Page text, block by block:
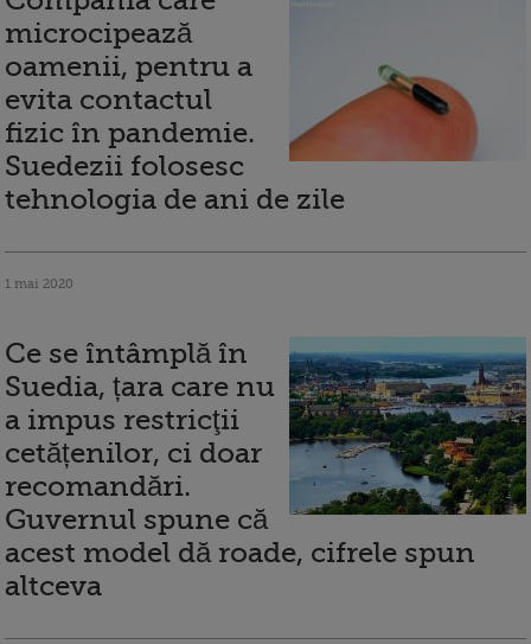
microcipează
oamenii, pentru a
evita contactul
fizic în pandemie.
Suedezii folosesc
tehnologia de ani de zile
1 mai 2020
Ce se întâmplă în
Suedia, țara care nu
a impus restricţii
cetățenilor, ci doar
recomandări.
Guvernul spune că
acest model dă roade, cifrele spun
altceva